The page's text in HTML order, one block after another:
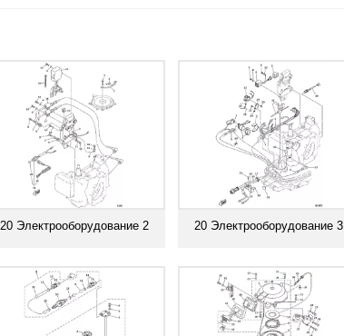
20 Электрооборудование 2 20 Электрооборудование 3